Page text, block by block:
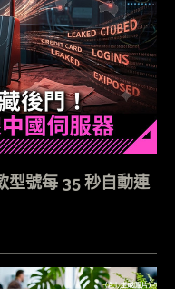
型號每 35 秒自動連